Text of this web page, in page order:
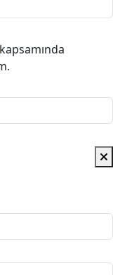
kapsamında